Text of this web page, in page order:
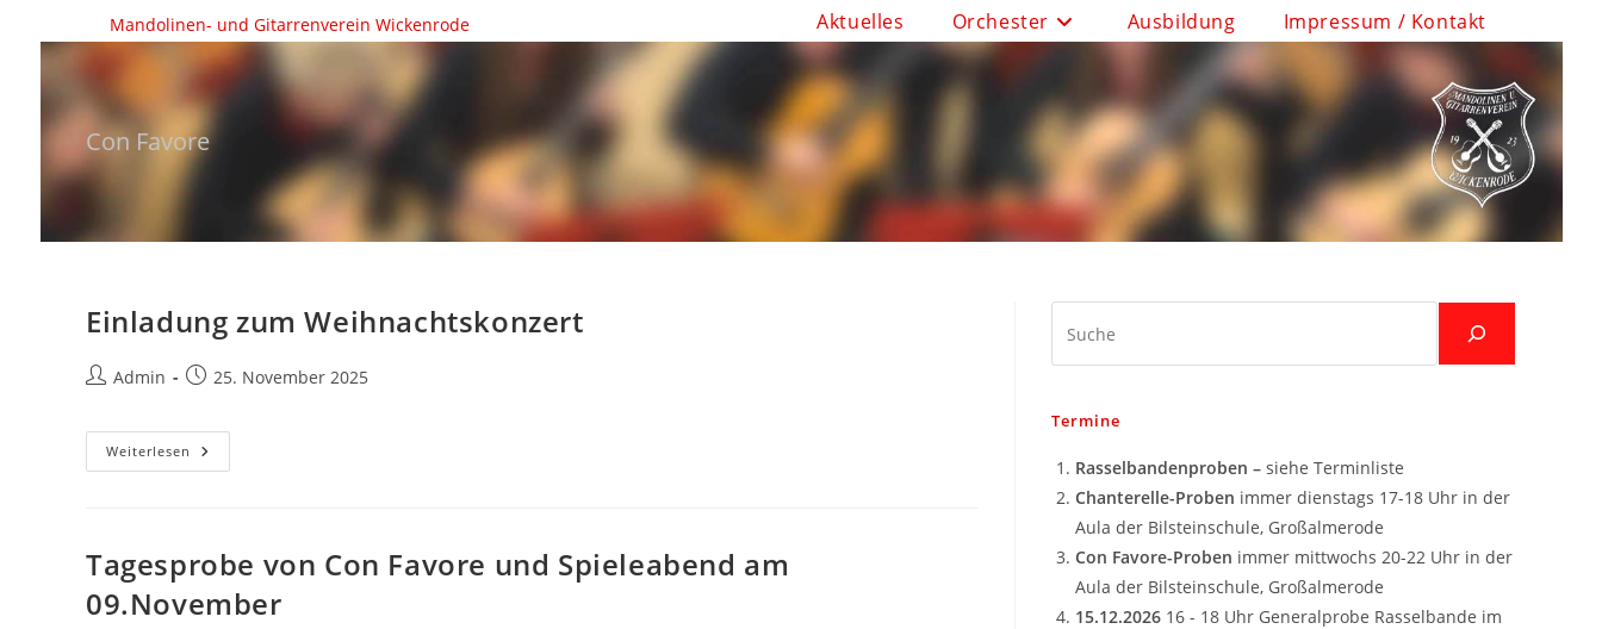
Inhalt
Mandolinen- und Gitarrenverein Wickenrode Aktuelles Orchester Ausbildung Impressum / Kontakt
Con Favore
Einladung zum Weihnachtskonzert
Beitrags-
Admin
Beitrag25. November 2025
Weiterlesen Einladung
Zum
Tagesprobe von Con Favore und Spieleabend am
09.November
Termine
Rasselbandenproben – siehe Terminliste
Chanterelle-Proben immer dienstags 17-18 Uhr in der
Aula der Bilsteinschule, Großalmerode
Con Favore-Proben immer mittwochs 20-22 Uhr in der
Aula der Bilsteinschule, Großalmerode
15.12.2026 16 - 18 Uhr Generalprobe Rasselbande im